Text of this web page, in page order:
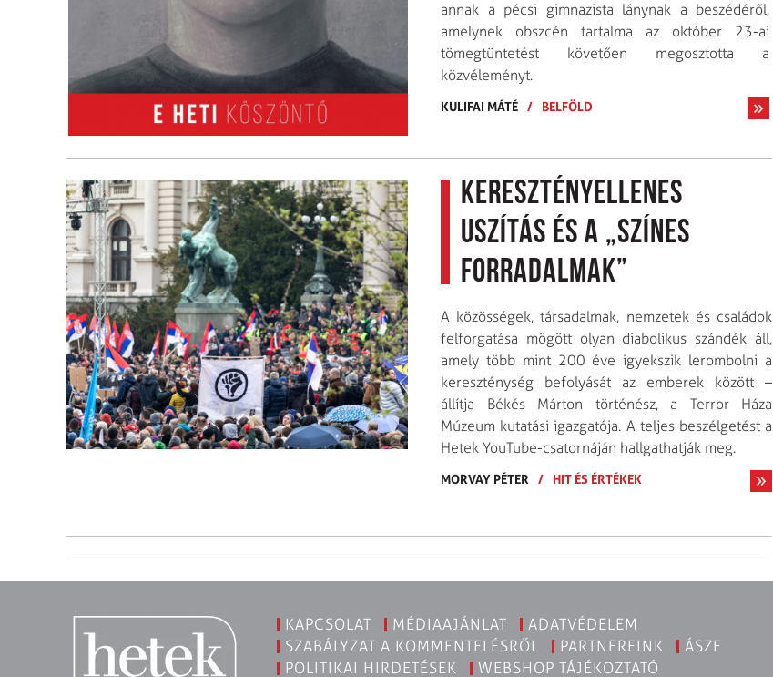
annak a pécsi gimnazista lánynak a beszédéről,
amelynek obszcén tartalma az október 23-ai
tömegtüntetést követően megosztotta a
közvéleményt.
KULIFAI MÁTÉ / BELFÖLD
Keresztényellenes
uszítás és a „színes
forradalmak”
A közösségek, társadalmak, nemzetek és családok
felforgatása mögött olyan diabolikus szándék áll,
amely több mint 200 éve igyekszik lerombolni a
kereszténység befolyását az emberek között –
állítja Békés Márton történész, a Terror Háza
Múzeum kutatási igazgatója. A teljes beszélgetést a
Hetek YouTube-csatornáján hallgathatják meg.
MORVAY PÉTER / HIT ÉS ÉRTÉKEK
KAPCSOLAT MÉDIAAJÁNLAT
ADATVÉDELEM
SZABÁLYZAT A KOMMENTELÉSRŐL
PARTNEREINK
ÁSZF
POLITIKAI HIRDETÉSEK
WEBSHOP TÁJÉKOZTATÓ